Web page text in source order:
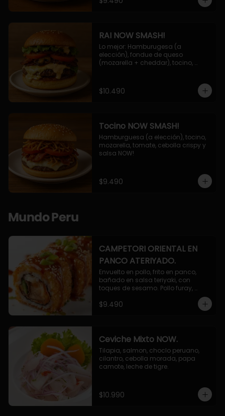
RAI NOW SMASH!
Lo mejor: Hamburugesa (a
elección), fondue de queso
(mozarella + cheddar), tocino,
NOW!
$10.490
Tocino NOW SMASH!
Hamburguesa (a elección), tocino,
mozarella, tomate, cebolla crispy y
salsa NOW!
$9.490
Mundo Peru
CAMPETORI ORIENTAL EN
PANCO ATERIYADO.
Envuelto en pollo, frito en panco,
bañado en salsa teriyaki, con
toques de sesamo. Pollo furay,
queso, champiñon furay, cebollin.
$9.490
Ceviche Mixto NOW.
Tilapia, salmon, choclo peruano,
cilantro, cebolla morada, papa
camote, leche de tigre.
$10.990